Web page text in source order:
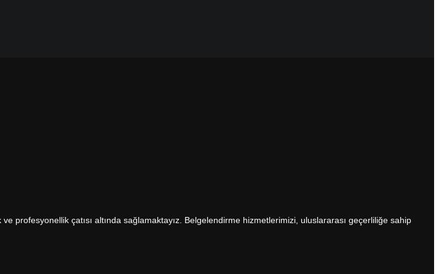
çatısı altında sağlamaktayız. Belgelendirme hizmetlerimizi, uluslararası geçerliliğe sahip